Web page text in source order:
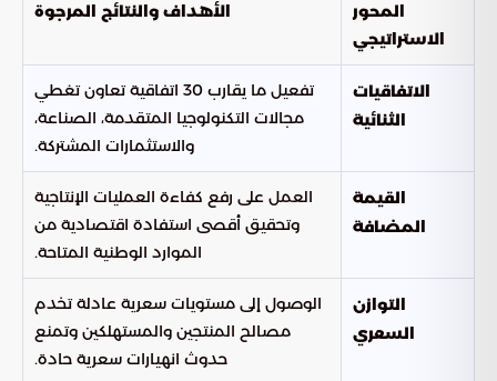
المحور
الاستراتيجي
الأهداف والنتائج المرجوة
الاتفاقيات
الثنائية
تفعيل ما يقارب 30 اتفاقية تعاون تغطي
مجالات التكنولوجيا المتقدمة، الصناعة،
والاستثمارات المشتركة.
القيمة
المضافة
العمل على رفع كفاءة العمليات الإنتاجية
وتحقيق أقصى استفادة اقتصادية من
الموارد الوطنية المتاحة.
التوازن
السعري
الوصول إلى مستويات سعرية عادلة تخدم
مصالح المنتجين والمستهلكين وتمنع
حدوث انهيارات سعرية حادة.